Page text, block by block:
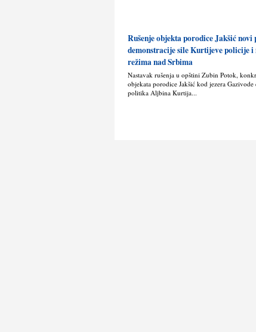
Rušenje objekta porodice Jakšić
demonstracije sile Kurtijeve policije i
režima nad Srbima
Nastavak rušenja u opštini Zubin Potok,
objekata porodice Jakšić kod jezera Gazivode
politika Alјbina Kurtija...